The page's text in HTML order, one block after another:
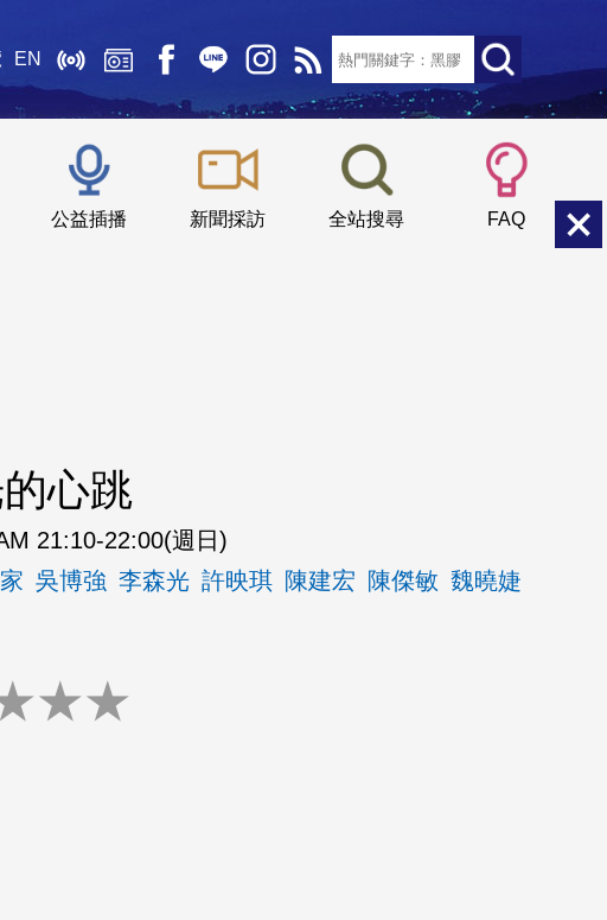
EN
公益插播 新聞採訪 全站搜尋 FAQ
小 中
心跳
21:10-22:00(週日)
吳博強 李森光 許映琪 陳建宏 陳傑敏 魏曉婕
★★